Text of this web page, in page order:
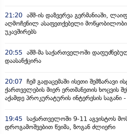
21:20 აშშ-ის დაზვერვა გერმანიაში,
აღმოჩენილ ასაფეთქებელი
უკავშირებს
20:55 აშშ-მა საქართველოში
დაასანქცირა
20:07 ჩემ გადაცემაში ისეთი შემზარავი
ქართველების მიერ ერთმანეთის ხოცვის
აქამდე პროკურატურის ინტერესის საგანი -
19:45 საქართველოში 9-11 აგვისტოს
დროგამოშვებით წვიმა, ზოგან ძლიერი